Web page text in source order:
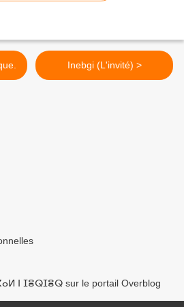
Inebgi (L'invité) >
ⵏ ⵊⴻⵕⵊⴻⵕ sur le portail Overblog